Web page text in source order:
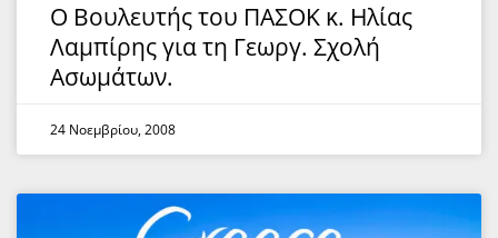
O Βουλευτής του ΠΑΣΟΚ κ. Ηλίας
Λαμπίρης για τη Γεωργ. Σχολή
Ασωμάτων.
24 Νοεμβρίου, 2008